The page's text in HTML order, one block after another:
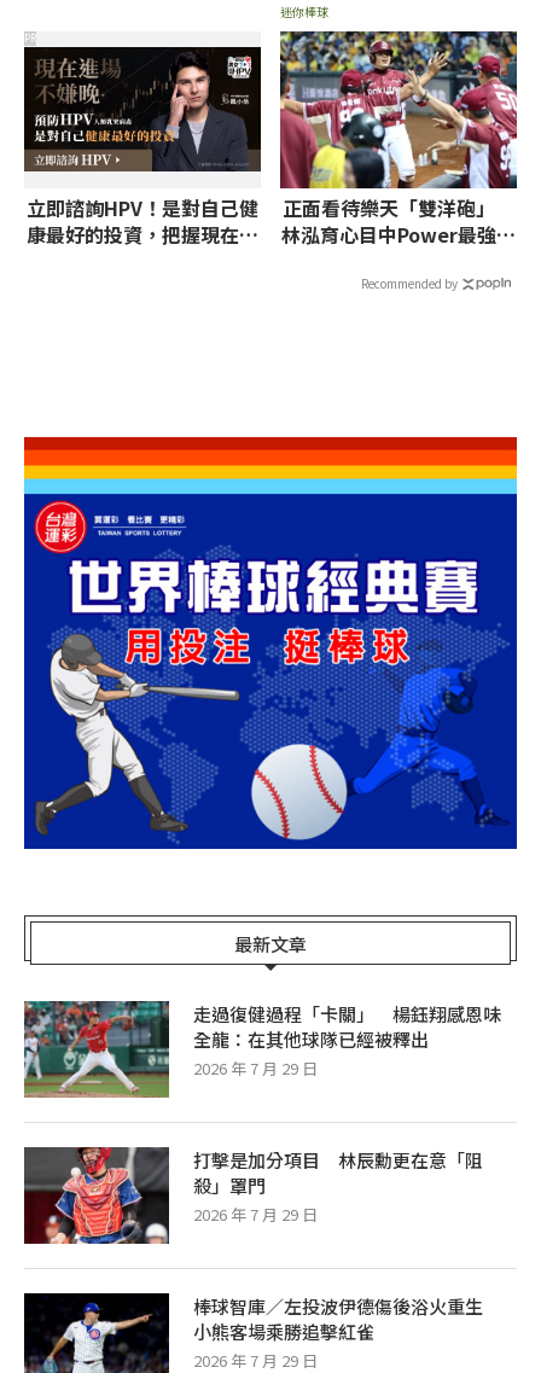
迷你棒球
立即諮詢HPV！是對自己健
康最好的投資，把握現在不
PR
正面看待樂天「雙洋砲」
林泓育心目中Power最強是
Recommended by
最新文章
走過復健過程「卡關」 楊鈺翔感恩味
全龍：在其他球隊已經被釋出
2026 年 7 月 29 日
打擊是加分項目 林辰勳更在意「阻
殺」罩門
2026 年 7 月 29 日
棒球智庫／左投波伊德傷後浴火重生
小熊客場乘勝追擊紅雀
2026 年 7 月 29 日